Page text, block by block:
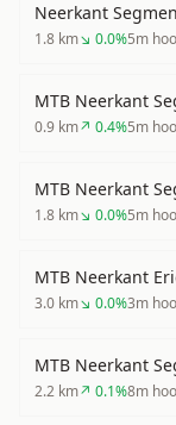
Neerkant
1.8 km↘ 0.0%5m
MTB Neerkant
0.9 km↗ 0.4%5m
MTB Neerkant
1.8 km↘ 0.0%5m
MTB Neerkant
3.0 km↘ 0.0%3m
MTB Neerkant
2.2 km↗ 0.1%8m